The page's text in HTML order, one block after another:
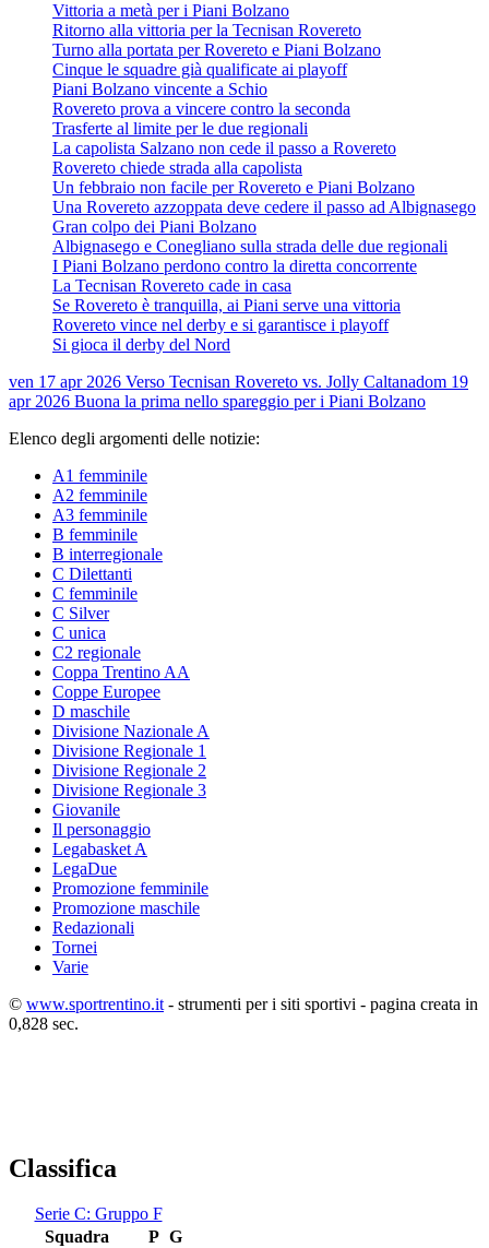
Vittoria a metà per i Piani Bolzano
Ritorno alla vittoria per la Tecnisan Rovereto
Turno alla portata per Rovereto e Piani Bolzano
Cinque le squadre già qualificate ai playoff
Piani Bolzano vincente a Schio
Rovereto prova a vincere contro la seconda
Trasferte al limite per le due regionali
La capolista Salzano non cede il passo a Rovereto
Rovereto chiede strada alla capolista
Un febbraio non facile per Rovereto e Piani Bolzano
Una Rovereto azzoppata deve cedere il passo ad Albignasego
Gran colpo dei Piani Bolzano
Albignasego e Conegliano sulla strada delle due regionali
I Piani Bolzano perdono contro la diretta concorrente
La Tecnisan Rovereto cade in casa
Se Rovereto è tranquilla, ai Piani serve una vittoria
Rovereto vince nel derby e si garantisce i playoff
Si gioca il derby del Nord
ven 17 apr 2026 Verso Tecnisan Rovereto vs. Jolly Caltanadom 19
apr 2026 Buona la prima nello spareggio per i Piani Bolzano
Elenco degli argomenti delle notizie:
A1 femminile
A2 femminile
A3 femminile
B femminile
B interregionale
C Dilettanti
C femminile
C Silver
C unica
C2 regionale
Coppa Trentino AA
Coppe Europee
D maschile
Divisione Nazionale A
Divisione Regionale 1
Divisione Regionale 2
Divisione Regionale 3
Giovanile
Il personaggio
Legabasket A
LegaDue
Promozione femminile
Promozione maschile
Redazionali
Tornei
Varie
© www.sportrentino.it - strumenti per i siti sportivi - pagina creata in
0,828 sec.
Classifica
Serie C: Gruppo F
Squadra
P G